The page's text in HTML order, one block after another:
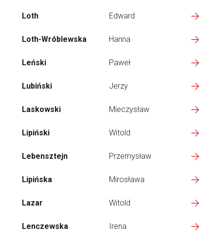
Loth Edward
Loth-Wróblewska Hanna
Leński Paweł
Lubiński Jerzy
Laskowski Mieczysław
Lipiński Witold
Lebensztejn Przemysław
Lipińska Mirosława
Lazar Witold
Lenczewska Irena